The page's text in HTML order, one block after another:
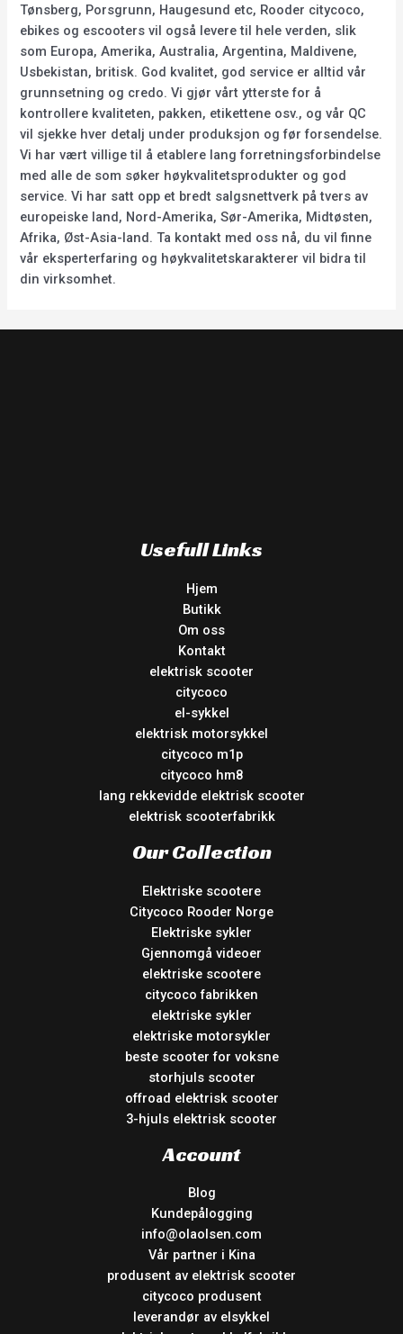
Tønsberg, Porsgrunn, Haugesund etc, Rooder citycoco,
ebikes og escooters vil også levere til hele verden, slik
som Europa, Amerika, Australia, Argentina, Maldivene,
Usbekistan, britisk. God kvalitet, god service er alltid vår
grunnsetning og credo. Vi gjør vårt ytterste for å
kontrollere kvaliteten, pakken, etikettene osv., og vår QC
vil sjekke hver detalj under produksjon og før forsendelse.
Vi har vært villige til å etablere lang forretningsforbindelse
med alle de som søker høykvalitetsprodukter og god
service. Vi har satt opp et bredt salgsnettverk på tvers av
europeiske land, Nord-Amerika, Sør-Amerika, Midtøsten,
Afrika, Øst-Asia-land. Ta kontakt med oss nå, du vil finne
vår eksperterfaring og høykvalitetskarakterer vil bidra til
din virksomhet.
Usefull Links
Hjem
Butikk
Om oss
Kontakt
elektrisk scooter
citycoco
el-sykkel
elektrisk motorsykkel
citycoco m1p
citycoco hm8
lang rekkevidde elektrisk scooter
elektrisk scooterfabrikk
Our Collection
Elektriske scootere
Citycoco Rooder Norge
Elektriske sykler
Gjennomgå videoer
elektriske scootere
citycoco fabrikken
elektriske sykler
elektriske motorsykler
beste scooter for voksne
storhjuls scooter
offroad elektrisk scooter
3-hjuls elektrisk scooter
Account
Blog
Kundepålogging
info@olaolsen.com
Vår partner i Kina
produsent av elektrisk scooter
citycoco produsent
leverandør av elsykkel